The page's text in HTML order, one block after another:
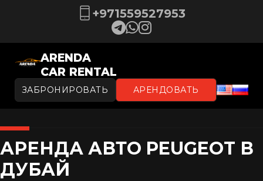
+971559527953
ARENDA
CAR RENTAL
ЗАБРОНИРОВАТЬ АРЕНДОВАТЬ
АРЕНДА АВТО PEUGEOT В
ДУБАЙ